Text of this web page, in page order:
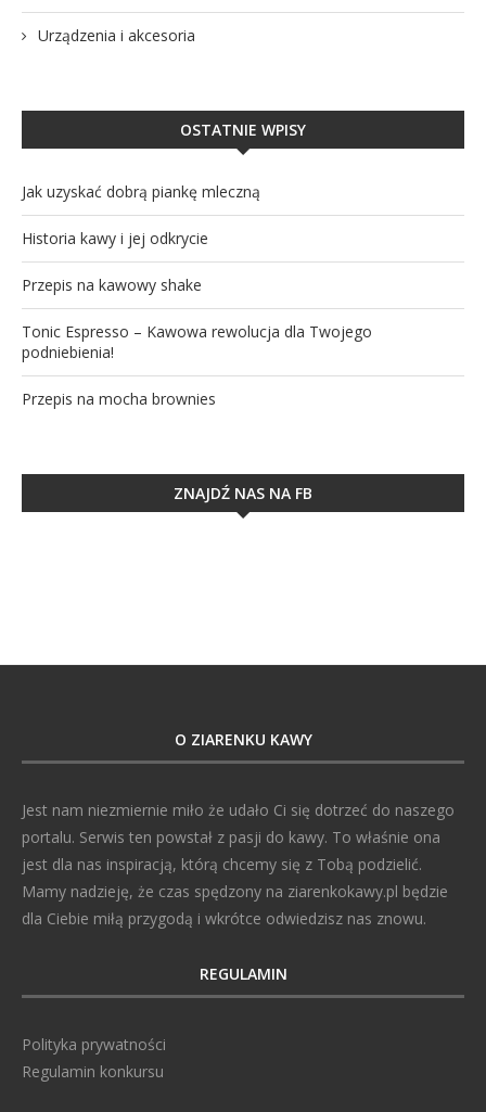
Urządzenia i akcesoria
OSTATNIE WPISY
Jak uzyskać dobrą piankę mleczną
Historia kawy i jej odkrycie
Przepis na kawowy shake
Tonic Espresso – Kawowa rewolucja dla Twojego
podniebienia!
Przepis na mocha brownies
ZNAJDŹ NAS NA FB
O ZIARENKU KAWY
Jest nam niezmiernie miło że udało Ci się dotrzeć do naszego
portalu. Serwis ten powstał z pasji do kawy. To właśnie ona
jest dla nas inspiracją, którą chcemy się z Tobą podzielić.
Mamy nadzieję, że czas spędzony na ziarenkokawy.pl będzie
dla Ciebie miłą przygodą i wkrótce odwiedzisz nas znowu.
REGULAMIN
Polityka prywatności
Regulamin konkursu